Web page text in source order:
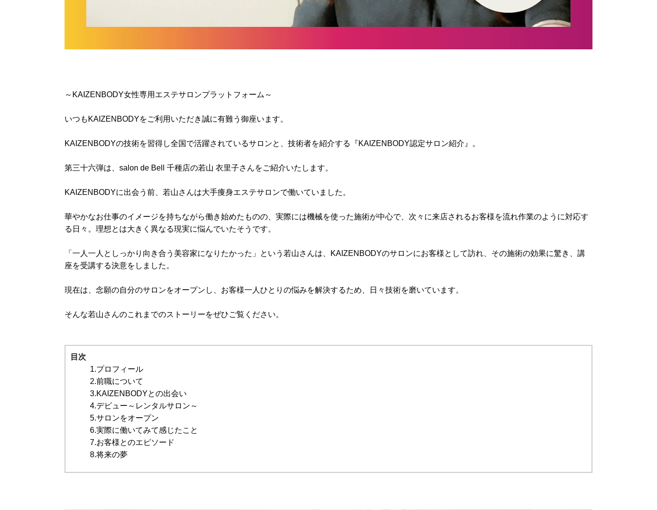
～KAIZENBODY女性専用エステサロンプラットフォーム～
いつもKAIZENBODYをご利用いただき誠に有難う御座います。
KAIZENBODYの技術を習得し全国で活躍されているサロンと、技術者を紹介する『KAIZENBODY認定サロン紹介』。
第三十六弾は、salon de Bell 千種店の若山 衣里子さんをご紹介いたします。
KAIZENBODYに出会う前、若山さんは大手痩身エステサロンで働いていました。
華やかなお仕事のイメージを持ちながら働き始めたものの、実際には機械を使った施術が中心で、次々に来店されるお客様を流れ作業のように対応す
る日々。理想とは大きく異なる現実に悩んでいたそうです。
「一人一人としっかり向き合う美容家になりたかった」という若山さんは、KAIZENBODYのサロンにお客様として訪れ、その施術の効果に驚き、講
座を受講する決意をしました。
現在は、念願の自分のサロンをオープンし、お客様一人ひとりの悩みを解決するため、日々技術を磨いています。
そんな若山さんのこれまでのストーリーをぜひご覧ください。
目次
1.プロフィール
2.前職について
3.KAIZENBODYとの出会い
4.デビュー～レンタルサロン～
5.サロンをオープン
6.実際に働いてみて感じたこと
7.お客様とのエピソード
8.将来の夢